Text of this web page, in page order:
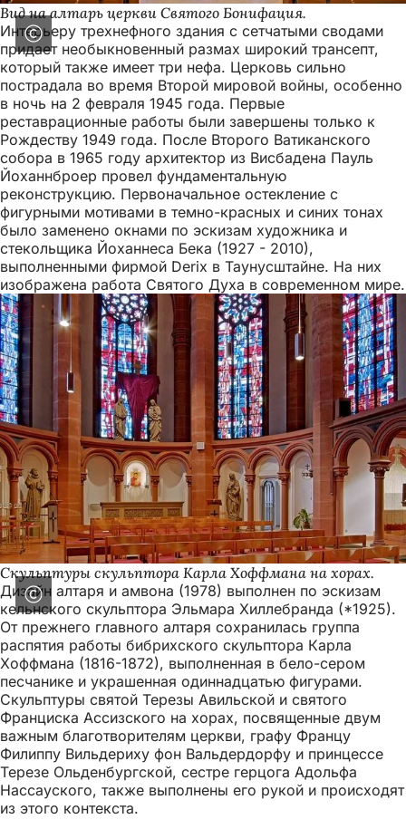
Вид на алтарь церкви Святого Бонифация.
Интерьеру трехнефного здания с сетчатыми сводами
придает необыкновенный размах широкий трансепт,
который также имеет три нефа. Церковь сильно
пострадала во время Второй мировой войны, особенно
в ночь на 2 февраля 1945 года. Первые
реставрационные работы были завершены только к
Рождеству 1949 года. После Второго Ватиканского
собора в 1965 году архитектор из Висбадена Пауль
Йоханнброер провел фундаментальную
реконструкцию. Первоначальное остекление с
фигурными мотивами в темно-красных и синих тонах
было заменено окнами по эскизам художника и
стекольщика Йоханнеса Бека (1927 - 2010),
выполненными фирмой Derix в Таунусштайне. На них
изображена работа Святого Духа в современном мире.
Скульптуры скульптора Карла Хоффмана на хорах.
Дизайн алтаря и амвона (1978) выполнен по эскизам
кельнского скульптора Эльмара Хиллебранда (*1925).
От прежнего главного алтаря сохранилась группа
распятия работы бибрихского скульптора Карла
Хоффмана (1816-1872), выполненная в бело-сером
песчанике и украшенная одиннадцатью фигурами.
Скульптуры святой Терезы Авильской и святого
Франциска Ассизского на хорах, посвященные двум
важным благотворителям церкви, графу Францу
Филиппу Вильдериху фон Вальдердорфу и принцессе
Терезе Ольденбургской, сестре герцога Адольфа
Нассауского, также выполнены его рукой и происходят
из этого контекста.